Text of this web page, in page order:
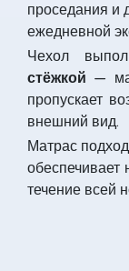
проседания и
ежедневной
Чехол
стёжкой —
пропускает
внешний вид.
Матрас
обеспечивает
течение всей